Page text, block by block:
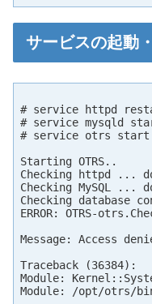
サービスの起動
# service httpd
# service mysqld
# service otrs start
Starting OTRS..
Checking httpd ...
Checking MySQL ...
Checking database
ERROR: OTRS-
Message: Access
Traceback (36384):
Module:
Module: /opt/otrs/